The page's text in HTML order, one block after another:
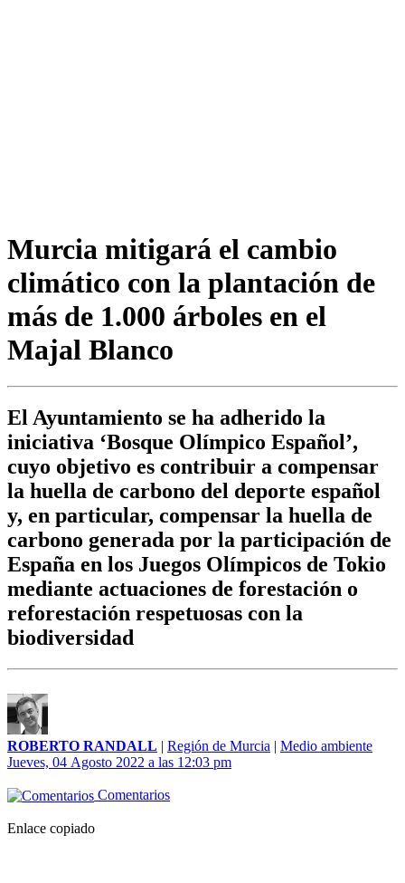
Murcia mitigará el cambio
climático con la plantación de
más de 1.000 árboles en el
Majal Blanco
El Ayuntamiento se ha adherido la
iniciativa ‘Bosque Olímpico Español’,
cuyo objetivo es contribuir a compensar
la huella de carbono del deporte español
y, en particular, compensar la huella de
carbono generada por la participación de
España en los Juegos Olímpicos de Tokio
mediante actuaciones de forestación o
reforestación respetuosas con la
biodiversidad
ROBERTO RANDALL | Región de Murcia | Medio ambiente
Jueves, 04 Agosto 2022 a las 12:03 pm
Comentarios
Enlace copiado